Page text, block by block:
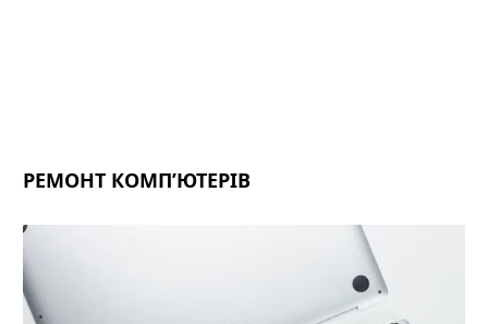
РЕМОНТ КОМП’ЮТЕРІВ